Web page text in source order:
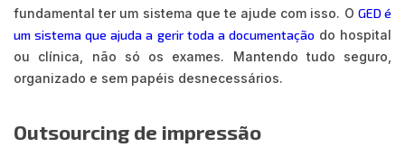
fundamental ter um sistema que te ajude com isso. O GED é
um sistema que ajuda a gerir toda a documentação do hospital
ou clínica, não só os exames. Mantendo tudo seguro,
organizado e sem papéis desnecessários.
Outsourcing de impressão